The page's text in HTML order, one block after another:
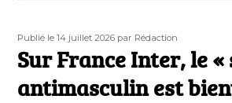
Publié
le
Publié le 14 juillet 2026 Auteur
par Rédaction
Sur France Inter, le «
antimasculin est